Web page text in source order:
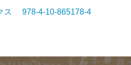
ス 978-4-10-865178-4